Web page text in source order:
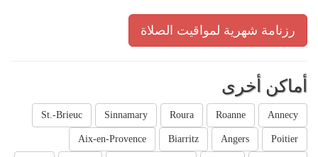
رزنامة شهرية لمواقيت الصلاة
أماكن أخرى
Annecy
Roanne
Roura
Sinnamary
St.-Brieuc
Poitier
Angers
Biarritz
Aix-en-Provence